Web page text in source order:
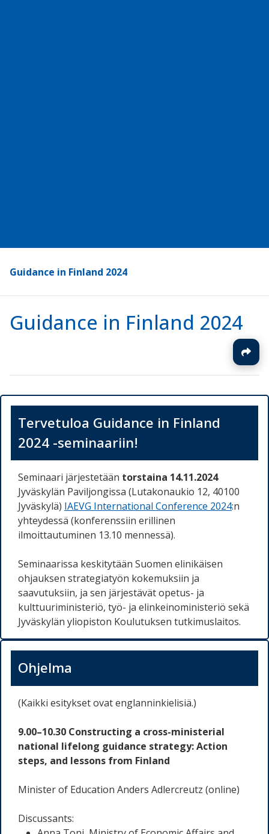
Guidance in Finland 2024
Guidance in Finland 2024
Tervetuloa Guidance in Finland
2024 -seminaariin!
Seminaari järjestetään torstaina 14.11.2024
Jyväskylän Paviljongissa (Lutakonaukio 12, 40100
Jyväskylä) IAEVG International Conference 2024:n
yhteydessä (konferenssiin erillinen
ilmoittautuminen 13.10 mennessä).
Seminaarissa keskitytään Suomen elinikäisen
ohjauksen strategiatyön kokemuksiin ja
saavutuksiin, ja sen järjestävät opetus- ja
kulttuuriministeriö, työ- ja elinkeinoministeriö sekä
Jyväskylän yliopiston Koulutuksen tutkimuslaitos.
Ohjelma
(Kaikki esitykset ovat englanninkielisiä.)
9.00–10.30 Constructing a cross-ministerial
national lifelong guidance strategy: Action
steps, and lessons from Finland
Minister of Education Anders Adlercreutz (online)
Discussants: